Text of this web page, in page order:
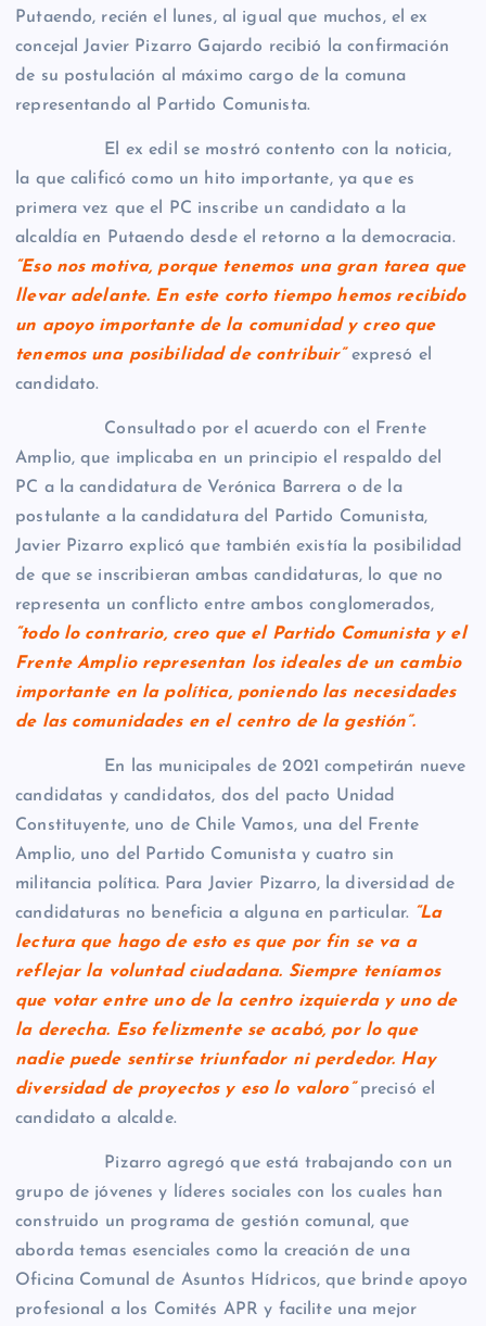
Putaendo, recién el lunes, al igual que muchos, el ex
concejal Javier Pizarro Gajardo recibió la confirmación
de su postulación al máximo cargo de la comuna
representando al Partido Comunista.
El ex edil se mostró contento con la noticia,
la que calificó como un hito importante, ya que es
primera vez que el PC inscribe un candidato a la
alcaldía en Putaendo desde el retorno a la democracia.
“Eso nos motiva, porque tenemos una gran tarea que
llevar adelante. En este corto tiempo hemos recibido
un apoyo importante de la comunidad y creo que
tenemos una posibilidad de contribuir” expresó el
candidato.
Consultado por el acuerdo con el Frente
Amplio, que implicaba en un principio el respaldo del
PC a la candidatura de Verónica Barrera o de la
postulante a la candidatura del Partido Comunista,
Javier Pizarro explicó que también existía la posibilidad
de que se inscribieran ambas candidaturas, lo que no
representa un conflicto entre ambos conglomerados,
“todo lo contrario, creo que el Partido Comunista y el
Frente Amplio representan los ideales de un cambio
importante en la política, poniendo las necesidades
de las comunidades en el centro de la gestión”.
En las municipales de 2021 competirán nueve
candidatas y candidatos, dos del pacto Unidad
Constituyente, uno de Chile Vamos, una del Frente
Amplio, uno del Partido Comunista y cuatro sin
militancia política. Para Javier Pizarro, la diversidad de
candidaturas no beneficia a alguna en particular. “La
lectura que hago de esto es que por fin se va a
reflejar la voluntad ciudadana. Siempre teníamos
que votar entre uno de la centro izquierda y uno de
la derecha. Eso felizmente se acabó, por lo que
nadie puede sentirse triunfador ni perdedor. Hay
diversidad de proyectos y eso lo valoro” precisó el
candidato a alcalde.
Pizarro agregó que está trabajando con un
grupo de jóvenes y líderes sociales con los cuales han
construido un programa de gestión comunal, que
aborda temas esenciales como la creación de una
Oficina Comunal de Asuntos Hídricos, que brinde apoyo
profesional a los Comités APR y facilite una mejor